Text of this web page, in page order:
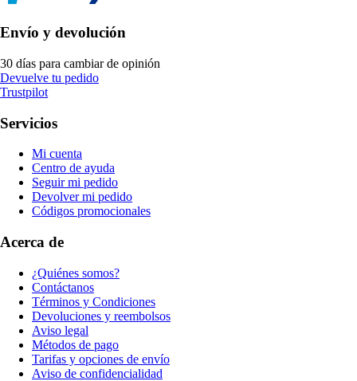
Envío y devolución
30 días para cambiar de opinión
Devuelve tu pedido
Trustpilot
Servicios
Mi cuenta
Centro de ayuda
Seguir mi pedido
Devolver mi pedido
Códigos promocionales
Acerca de
¿Quiénes somos?
Contáctanos
Términos y Condiciones
Devoluciones y reembolsos
Aviso legal
Métodos de pago
Tarifas y opciones de envío
Aviso de confidencialidad